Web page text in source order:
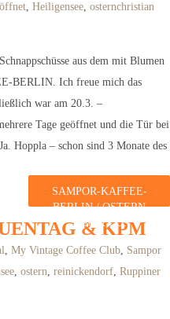
, Heiligensee, osternchristian
aus dem mit Blumen
BERLIN. Ich freue mich das
war am 20.3. –
Tage geöffnet und die Tür bei
Hoppla – schon sind 3 Monate des
SAMPOR-KAFFEE-
BERLIN / OSTERN
2026 & CO.
weiterlesen
& KPM
, My Vintage Coffee Club, Sampor
, ostern, reinickendorf, Ruppiner